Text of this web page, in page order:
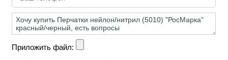
Приложить файл: